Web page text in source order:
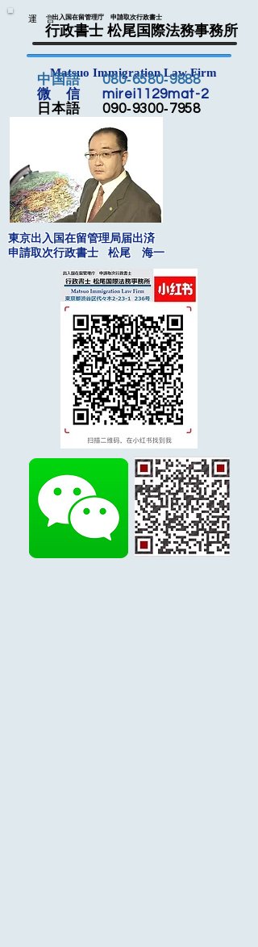
行政書士 松尾国際法務事務所
出入国在留管理庁 申請取次行政書士
運 営
Matsuo Immigration Law Firm
中国語 080‐6580‐9888
微 信 mirei1129mat-2
日本語 090‐9300‐7958
東京出入国在留管理局届出済
申請取次行政書士 松尾 海一